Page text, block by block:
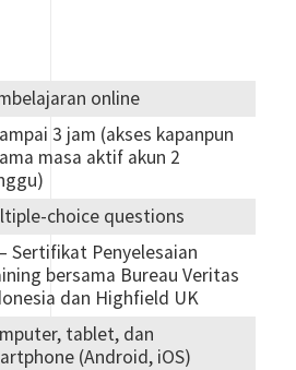
online
3 jam (akses kapanpun
masa aktif akun 2
choice questions
Sertifikat Penyelesaian
bersama Bureau Veritas
dan Highfield UK
tablet, dan
(Android, iOS)